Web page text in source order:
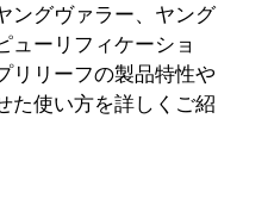
ングヴァラー、 ヤング
ューリフィケーショ
リリーフの製品特性や
た使い方を詳しくご紹